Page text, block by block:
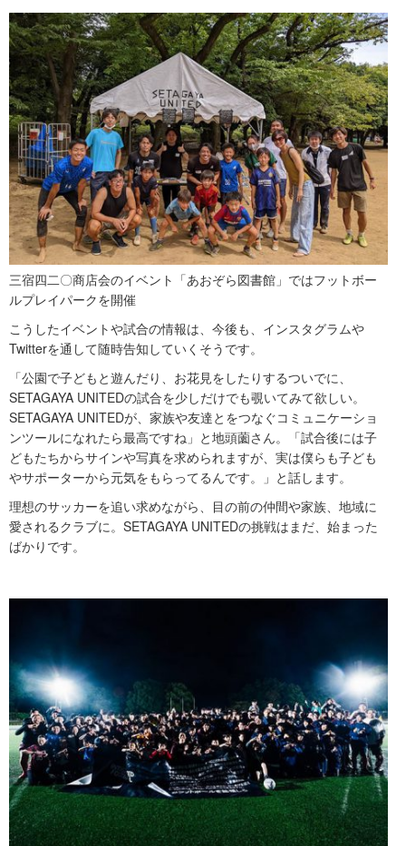
三宿四二〇商店会のイベント「あおぞら図書館」ではフットボー
ルプレイパークを開催
こうしたイベントや試合の情報は、今後も、インスタグラムや
Twitterを通して随時告知していくそうです。
「公園で子どもと遊んだり、お花見をしたりするついでに、
SETAGAYA UNITEDの試合を少しだけでも覗いてみて欲しい。
SETAGAYA UNITEDが、家族や友達とをつなぐコミュニケーショ
ンツールになれたら最高ですね」と地頭薗さん。「試合後には子
どもたちからサインや写真を求められますが、実は僕らも子ども
やサポーターから元気をもらってるんです。」と話します。
理想のサッカーを追い求めながら、目の前の仲間や家族、地域に
愛されるクラブに。SETAGAYA UNITEDの挑戦はまだ、始まった
ばかりです。